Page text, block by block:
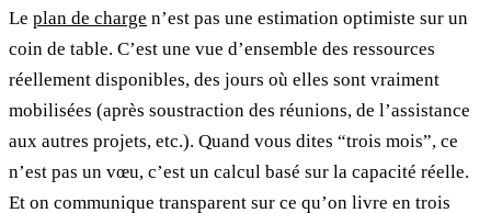
Le plan de charge n’est pas une estimation optimiste sur un
coin de table. C’est une vue d’ensemble des ressources
réellement disponibles, des jours où elles sont vraiment
mobilisées (après soustraction des réunions, de l’assistance
aux autres projets, etc.). Quand vous dites “trois mois”, ce
n’est pas un vœu, c’est un calcul basé sur la capacité réelle.
Et on communique transparent sur ce qu’on livre en trois